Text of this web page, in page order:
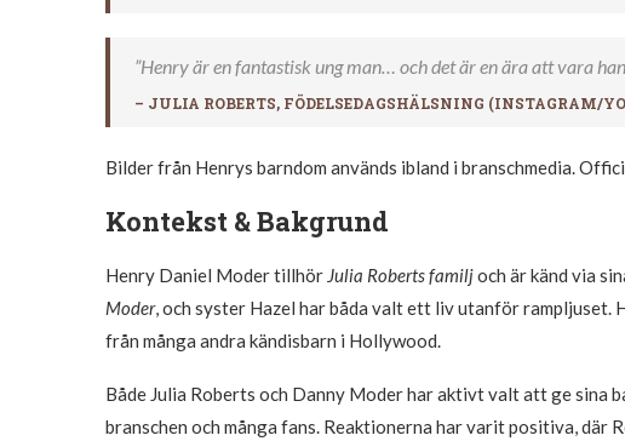
”Henry är en fantastisk ung man… och det är en ära att vara
– JULIA ROBERTS, FÖDELSEDAGSHÄLSNING (INSTAGRAM/
Bilder från Henrys barndom används ibland i branschmedia.
Kontekst & Bakgrund
Henry Daniel Moder tillhör Julia Roberts familjoch är känd via
Moder, och syster Hazel har båda valt ett liv utanför
från många andra kändisbarn i Hollywood.
Både Julia Roberts och Danny Moder har aktivt valt att ge sina
branschen och många fans. Reaktionerna har varit positiva,